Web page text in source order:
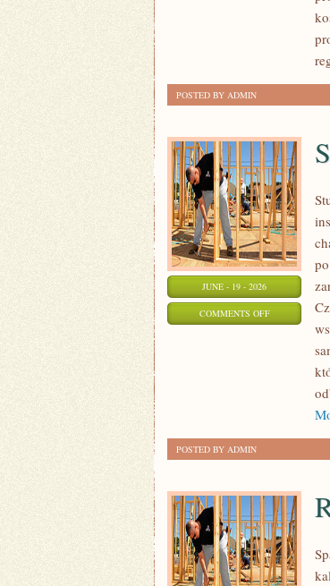
POSTED BY ADMIN
JUNE - 19 - 2026
COMMENTS OFFON
STYLIZACJE
POSTED BY ADMIN